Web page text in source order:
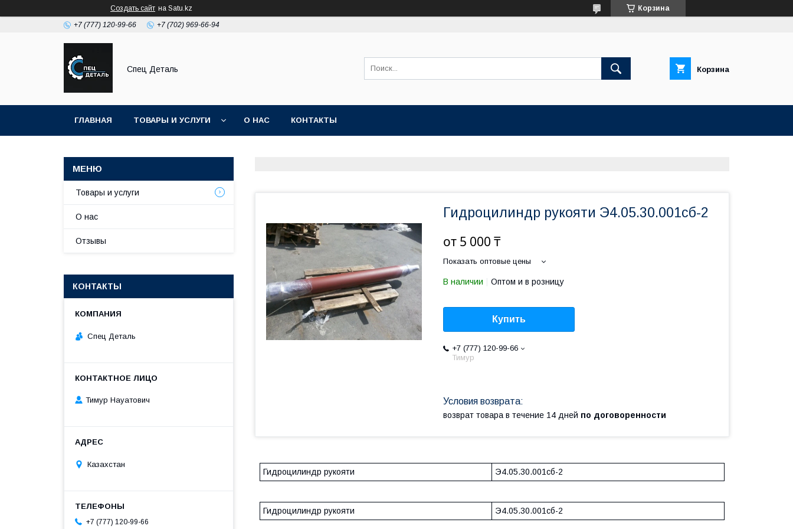
Создать сайт на Satu.kz Корзина
+7 (777) 120-99-66 +7 (702) 969-66-94
Спец Деталь Корзина
ГЛАВНАЯ ТОВАРЫ И УСЛУГИ О НАС КОНТАКТЫ
Гидроцилиндр рукояти Э4.05.30.001сб-2
от 5 000 ₸
Показать оптовые цены
В наличии Оптом и в розницу
Купить
+7 (777) 120-99-66
Тимур
возврат товара в течение 14 дней по договоренности
Гидроцилиндр рукояти Э4.05.30.001сб-2
Гидроцилиндр рукояти Э4.05.30.001сб-2
Товары и услуги
О нас
Отзывы
КОНТАКТЫ
Спец Деталь
Тимур Науатович
Казахстан
+7 (777) 120-99-66